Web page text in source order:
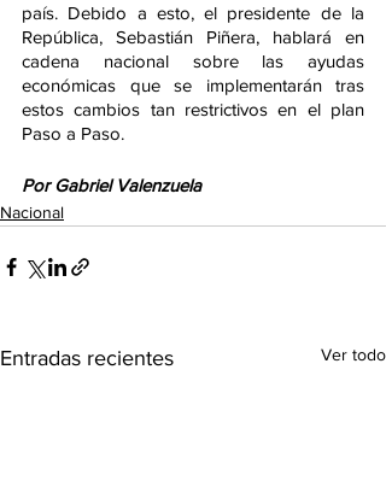
país. Debido a esto, el presidente de la
República, Sebastián Piñera, hablará en
cadena nacional sobre las ayudas
económicas que se implementarán tras
estos cambios tan restrictivos en el plan
Paso a Paso.
Por Gabriel Valenzuela
Nacional
Entradas recientes Ver todo